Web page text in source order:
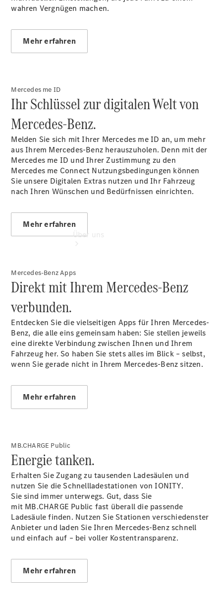
Warnung: Betrug
Sofort
verfügbar:
Unsere
Gebrauchten
Über uns
Kontakt
Ansprechpartner
Kontaktformular
Unternehmensinformationen
Marxen-Schumacher
Unternehmensgruppe
wahren Vergnügen machen.
Mehr erfahren
Mercedes me ID
Ihr Schlüssel zur digitalen Welt von
Mercedes‑Benz.
Melden Sie sich mit Ihrer Mercedes meID an, um mehr
aus Ihrem Mercedes-Benz herauszuholen. Denn mit der
Mercedes me ID und Ihrer Zustimmung zu den
Mercedes me Connect Nutzungsbedingungen können
Sie unsere Digitalen Extras nutzen und Ihr Fahrzeug
nach Ihren Wünschen und Bedürfnissen einrichten.
Mehr erfahren
Mercedes-Benz Apps
Direkt mit Ihrem Mercedes-Benz
verbunden.
Entdecken Sie die vielseitigen Apps für Ihren Mercedes-
Benz, die alle eins gemeinsam haben: Sie stellen jeweils
eine direkte Verbindung zwischen Ihnen und Ihrem
Fahrzeug her. So haben Sie stets alles im Blick – selbst,
wenn Sie gerade nicht in Ihrem Mercedes-Benz sitzen.
Mehr erfahren
MB.CHARGE Public
Energie tanken.
Erhalten Sie Zugang zu tausenden Ladesäulen und
nutzen Sie die Schnellladestationen von IONITY.
Sie sind immer unterwegs. Gut, dass Sie
mit MB.CHARGE Public fast überall die passende
Ladesäule finden. Nutzen Sie Stationen verschiedenster
Anbieter und laden Sie Ihren Mercedes-Benz schnell
und einfach auf – bei voller Kostentransparenz.
Mehr erfahren